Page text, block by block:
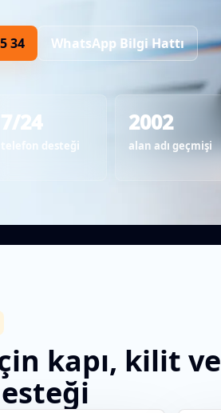
34 WhatsApp Bilgi Hattı
7/24
telefon desteği
2002
alan adı geçmişi
kapı, kilit ve